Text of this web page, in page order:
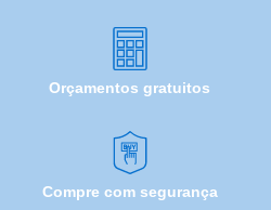
Orçamentos gratuitos
Compre com segurança